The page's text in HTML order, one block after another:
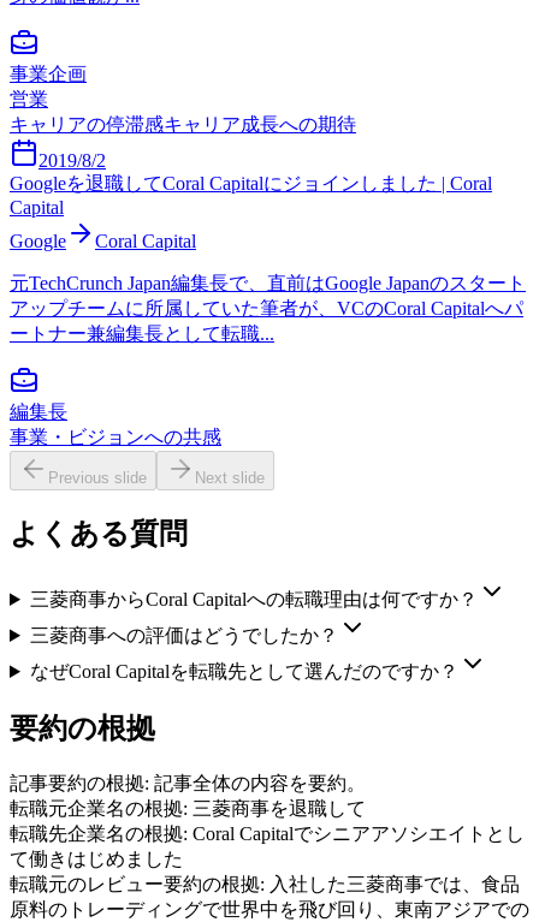
事業企画
営業
キャリアの停滞感キャリア成長への期待
2019/8/2
Googleを退職してCoral Capitalにジョインしました | Coral
Capital
Google
Coral Capital
元TechCrunch Japan編集長で、直前はGoogle Japanのスタート
アップチームに所属していた筆者が、VCのCoral Capitalへパ
ートナー兼編集長として転職...
編集長
事業・ビジョンへの共感
Previous slide Next slide
よくある質問
三菱商事からCoral Capitalへの転職理由は何ですか？
三菱商事への評価はどうでしたか？
なぜCoral Capitalを転職先として選んだのですか？
要約の根拠
記事要約の根拠: 記事全体の内容を要約。
転職元企業名の根拠: 三菱商事を退職して
転職先企業名の根拠: Coral Capitalでシニアアソシエイトとし
て働きはじめました
転職元のレビュー要約の根拠: 入社した三菱商事では、食品
原料のトレーディングで世界中を飛び回り、東南アジアでの